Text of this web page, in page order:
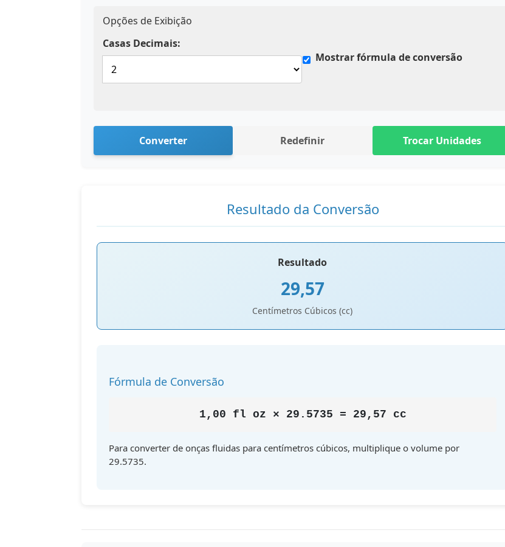
Opções de Exibição
Casas Decimais:
Mostrar fórmula de conversão
Converter Redefinir Trocar Unidades
Resultado da Conversão
Resultado
29,57
Centímetros Cúbicos (cc)
Fórmula de Conversão
1,00 fl oz × 29.5735 = 29,57 cc
Para converter de onças fluidas para centímetros cúbicos, multiplique o volume por
29.5735.